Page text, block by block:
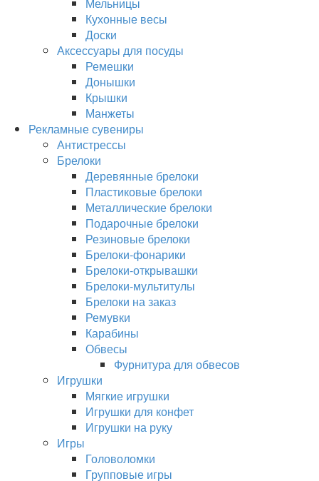
Кухонные весы
Доски
Аксессуары для посуды
Ремешки
Донышки
Крышки
Манжеты
Рекламные сувениры
Антистрессы
Брелоки
Деревянные брелоки
Пластиковые брелоки
Металлические брелоки
Подарочные брелоки
Резиновые брелоки
Брелоки-фонарики
Брелоки-открывашки
Брелоки-мультитулы
Брелоки на заказ
Ремувки
Карабины
Обвесы
Фурнитура для обвесов
Игрушки
Мягкие игрушки
Игрушки для конфет
Игрушки на руку
Игры
Головоломки
Групповые игры